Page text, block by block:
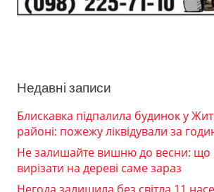
Недавні записи
Блискавка підпалила будинок у
районі: пожежу ліквідували за
Не залишайте вишню до весни: що
вирізати на дереві саме зараз